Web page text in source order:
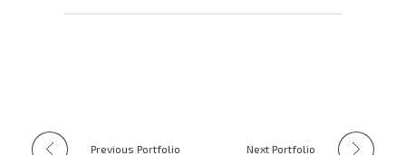
Previous Portfolio Next Portfolio